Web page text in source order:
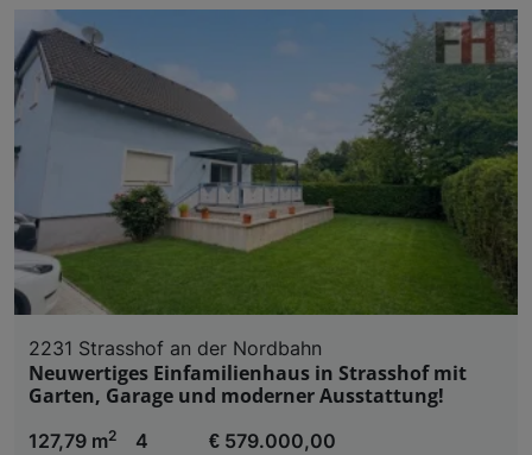
2231 Strasshof an der Nordbahn
Neuwertiges Einfamilienhaus in Strasshof mit
Garten, Garage und moderner Ausstattung!
127,79 m2
4 € 579.000,00